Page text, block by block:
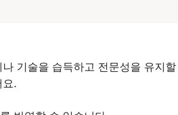
기술을 습득하고 전문성을 유지
요.